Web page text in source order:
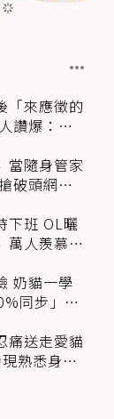
「來應徵的
讚爆：來
當隨身管家
破頭網友
下班 OL曬
萬人羨慕：
奶貓一學
同步」網
痛送走愛貓
熟悉身影